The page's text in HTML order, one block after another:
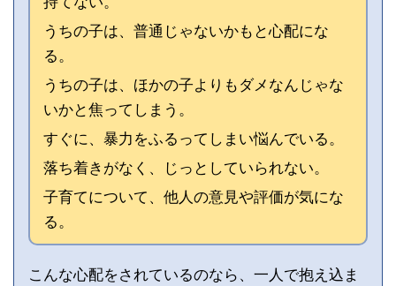
うちの子は、普通じゃないかもと心配にな
る。
うちの子は、ほかの子よりもダメなんじゃな
いかと焦ってしまう。
すぐに、暴力をふるってしまい悩んでいる。
落ち着きがなく、じっとしていられない。
子育てについて、他人の意見や評価が気にな
る。
こんな心配をされているのなら、一人で抱え込ま